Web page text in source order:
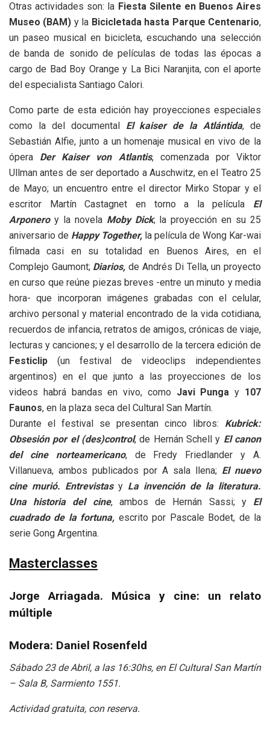
Otras actividades son: la Fiesta Silente en Buenos Aires
Museo (BAM) y la Bicicletada hasta Parque Centenario,
un paseo musical en bicicleta, escuchando una selección
de banda de sonido de películas de todas las épocas a
cargo de Bad Boy Orange y La Bici Naranjita, con el aporte
del especialista Santiago Calori.
Como parte de esta edición hay proyecciones especiales
como la del documental El kaiser de la Atlántida, de
Sebastián Alfie, junto a un homenaje musical en vivo de la
ópera Der Kaiser von Atlantis, comenzada por Viktor
Ullman antes de ser deportado a Auschwitz, en el Teatro 25
de Mayo; un encuentro entre el director Mirko Stopar y el
escritor Martín Castagnet en torno a la película El
Arponeroy la novela Moby Dick; la proyección en su 25
aniversario de Happy Together, la película de Wong Kar-wai
filmada casi en su totalidad en Buenos Aires, en el
Complejo Gaumont; Diarios, de Andrés Di Tella, un proyecto
en curso que reúne piezas breves -entre un minuto y media
hora- que incorporan imágenes grabadas con el celular,
archivo personal y material encontrado de la vida cotidiana,
recuerdos de infancia, retratos de amigos, crónicas de viaje,
lecturas y canciones; y el desarrollo de la tercera edición de
Festiclip (un festival de videoclips independientes
argentinos) en el que junto a las proyecciones de los
videos habrá bandas en vivo, como Javi Pungay 107
Faunos, en la plaza seca del Cultural San Martín.
Durante el festival se presentan cinco libros: Kubrick:
Obsesión por el (des)control, de Hernán Schell y El canon
del cine norteamericano, de Fredy Friedlander y A.
Villanueva, ambos publicados por A sala llena; El nuevo
cine murió. Entrevistas y La invención de la literatura.
Una historia del cine, ambos de Hernán Sassi; y El
cuadrado de la fortuna, escrito por Pascale Bodet, de la
serie Gong Argentina.
Masterclasses
Jorge Arriagada. Música y cine: un relato
múltiple
Modera: Daniel Rosenfeld
Sábado 23 de Abril, a las 16:30hs, en El Cultural San Martín
– Sala B, Sarmiento 1551.
Actividad gratuita, con reserva.